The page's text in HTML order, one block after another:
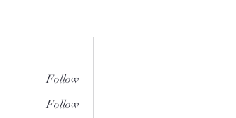
Follow
Follow